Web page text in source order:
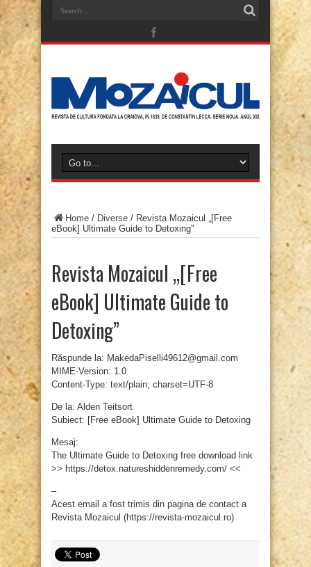
Home / Diverse / Revista Mozaicul „[Free
eBook] Ultimate Guide to Detoxing”
Revista Mozaicul „[Free
eBook] Ultimate Guide to
Detoxing”
Răspunde la: MakedaPiselli49612@gmail.com
MIME-Version: 1.0
Content-Type: text/plain; charset=UTF-8
De la: Alden Teitsort
Subiect: [Free eBook] Ultimate Guide to Detoxing
Mesaj:
The Ultimate Guide to Detoxing free download link
>> https://detox.natureshiddenremedy.com/ <<
–
Acest email a fost trimis din pagina de contact a
Revista Mozaicul (https://revista-mozaicul.ro)